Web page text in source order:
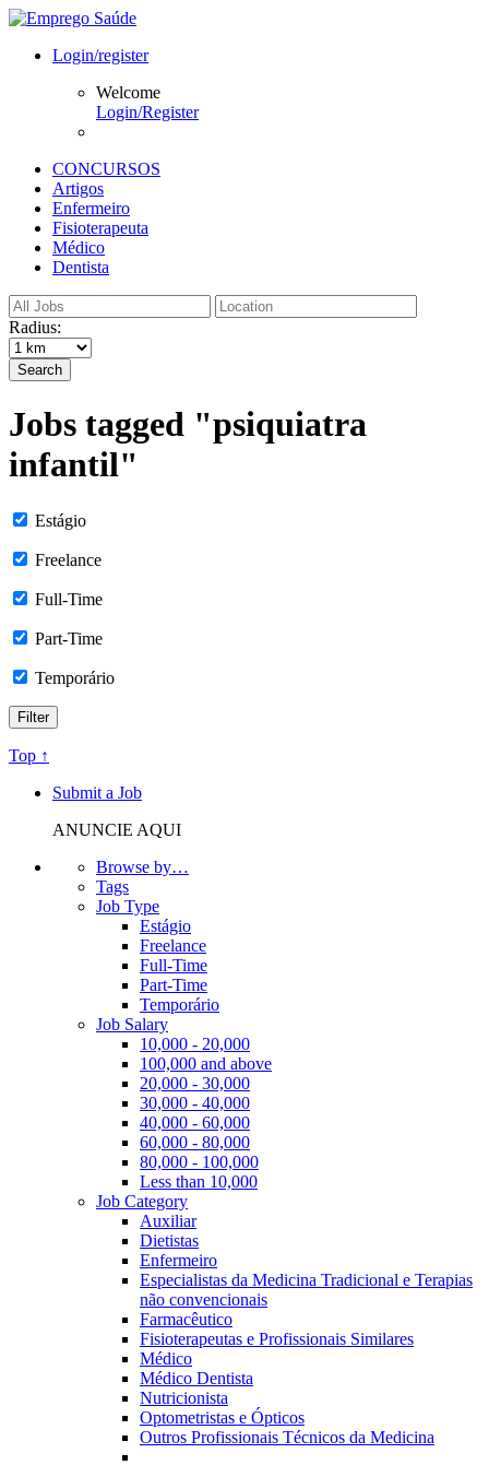
Login/register
Welcome
Login/Register
CONCURSOS
Artigos
Enfermeiro
Fisioterapeuta
Médico
Dentista
Radius:
Search
Jobs tagged "psiquiatra
infantil"
Estágio
Freelance
Full-Time
Part-Time
Temporário
Top ↑
Submit a Job
ANUNCIE AQUI
Browse by…
Tags
Job Type
Estágio
Freelance
Full-Time
Part-Time
Temporário
Job Salary
10,000 - 20,000
100,000 and above
20,000 - 30,000
30,000 - 40,000
40,000 - 60,000
60,000 - 80,000
80,000 - 100,000
Less than 10,000
Job Category
Auxiliar
Dietistas
Enfermeiro
Especialistas da Medicina Tradicional e Terapias
não convencionais
Farmacêutico
Fisioterapeutas e Profissionais Similares
Médico
Médico Dentista
Nutricionista
Optometristas e Ópticos
Outros Profissionais Técnicos da Medicina